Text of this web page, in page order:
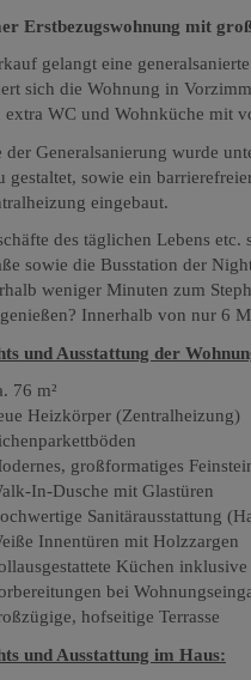
Erstbezugswohnung mit
gelangt eine
sich die Wohnung in
extra WC und Wohnküche mit
der Generalsanierung wurde
gestaltet, sowie ein
eingebaut.
des täglichen Lebens
sowie die Busstation der
weniger Minuten zum
Innerhalb von nur 6
und Ausstattung der
76 m²
Heizkörper (Zentralheizung)
großformatiges
In-Dusche mit Glastüren
Sanitärausstattung
Innentüren mit Holzzargen
Küchen inklusive
bei
hofseitige Terrasse
und Ausstattung im Haus: